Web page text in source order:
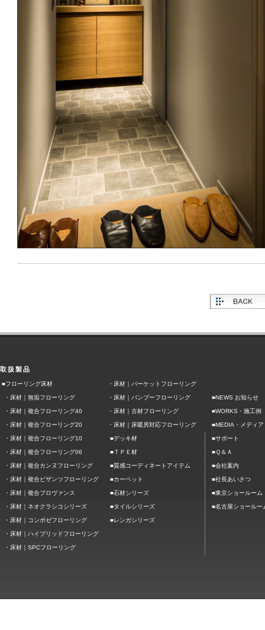
取扱製品
■フローリング床材 ・ 床材｜パーケットフローリング
・ 床材｜無垢フローリング ・ 床材｜バンブーフローリング ■NEWS お知らせ
・ 床材｜複合フローリング40 ・ 床材｜古材フローリング ■WORKS・施工例
・ 床材｜複合フローリング20 ・ 床材｜床暖房対応フローリング ■MEDIA・メディア
・ 床材｜複合フローリング10 ■デッキ材 ■サポート
・ 床材｜複合フローリング06 ■ＴＰＥ材 ■Ｑ＆Ａ
・ 床材｜複合カンヌフローリング ■質感コーディネートアイテム ■会社案内
・ 床材｜複合ビザンツフローリング ■カーペット ■社長あいさつ
・ 床材｜複合プロヴァンス ■石材シリーズ ■東京ショールーム
・ 床材｜ネオクラシコシリーズ ■タイルシリーズ ■名古屋ショールー
・ 床材｜コンポゼフローリング ■レンガシリーズ
・ 床材｜ハイブリッドフローリング
・ 床材｜SPCフローリング